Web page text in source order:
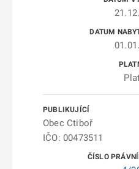
Obec Ctiboř
IČO: 00473511